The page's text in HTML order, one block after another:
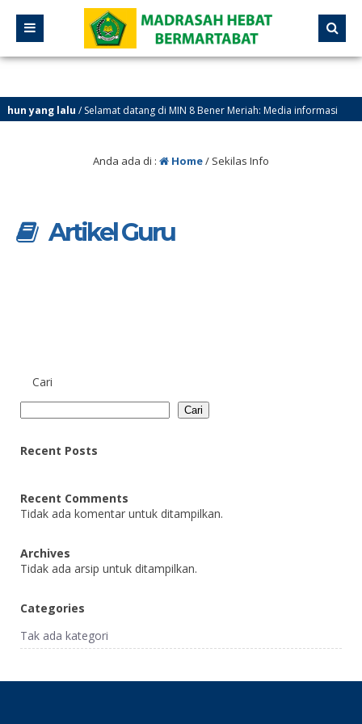
yang lalu/ Selamat datang di MIN 8 Bener Meriah: Media informasi
Komunikasi
Anda ada di : Home/ Sekilas Info
Artikel Guru
Cari
Cari
Recent Posts
Recent Comments
Tidak ada komentar untuk ditampilkan.
Archives
Tidak ada arsip untuk ditampilkan.
Categories
Tak ada kategori